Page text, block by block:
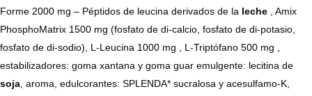
Forme 2000 mg – Péptidos de leucina derivados de la leche , Amix
PhosphoMatrix 1500 mg (fosfato de di-calcio, fosfato de di-potasio,
fosfato de di-sodio), L-Leucina 1000 mg , L-Triptófano 500 mg ,
estabilizadores: goma xantana y goma guar emulgente: lecitina de
soja , aroma, edulcorantes: SPLENDA* sucralosa y acesulfamo-K,